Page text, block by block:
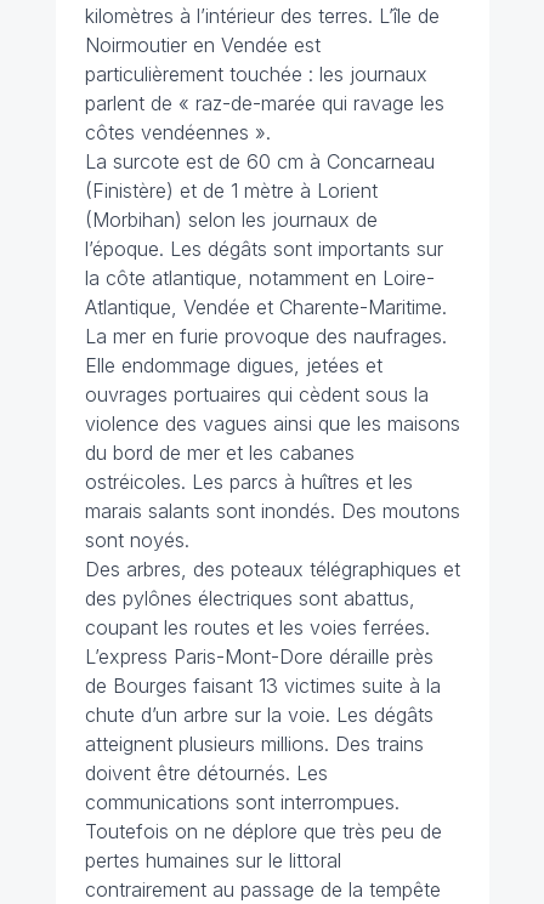
kilomètres à l’intérieur des terres. L’île de
Noirmoutier en Vendée est
particulièrement touchée : les journaux
parlent de « raz-de-marée qui ravage les
côtes vendéennes ».
La surcote est de 60 cm à Concarneau
(Finistère) et de 1 mètre à Lorient
(Morbihan) selon les journaux de
l’époque. Les dégâts sont importants sur
la côte atlantique, notamment en Loire-
Atlantique, Vendée et Charente-Maritime.
La mer en furie provoque des naufrages.
Elle endommage digues, jetées et
ouvrages portuaires qui cèdent sous la
violence des vagues ainsi que les maisons
du bord de mer et les cabanes
ostréicoles. Les parcs à huîtres et les
marais salants sont inondés. Des moutons
sont noyés.
Des arbres, des poteaux télégraphiques et
des pylônes électriques sont abattus,
coupant les routes et les voies ferrées.
L’express Paris-Mont-Dore déraille près
de Bourges faisant 13 victimes suite à la
chute d’un arbre sur la voie. Les dégâts
atteignent plusieurs millions. Des trains
doivent être détournés. Les
communications sont interrompues.
Toutefois on ne déplore que très peu de
pertes humaines sur le littoral
contrairement au passage de la tempête